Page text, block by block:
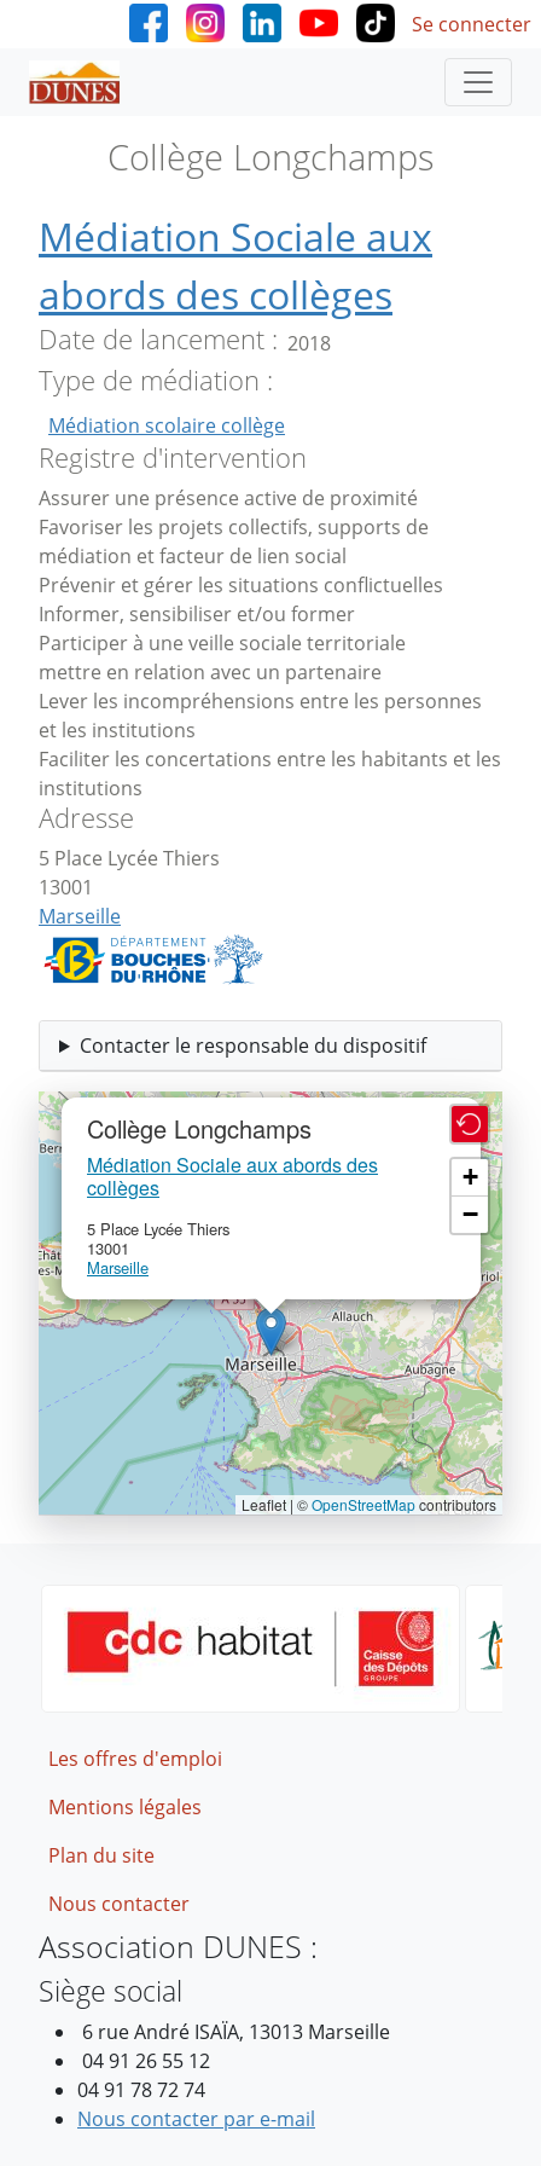
Aller au contenu principal User
Se connecter
Collège Longchamps
Médiation Sociale aux
abords des collèges
Date de lancement 2018
Type de médiation
Médiation scolaire collège
Registre d'intervention
Assurer une présence active de proximité
Favoriser les projets collectifs, supports de
médiation et facteur de lien social
Prévenir et gérer les situations conflictuelles
Informer, sensibiliser et/ou former
Participer à une veille sociale territoriale
mettre en relation avec un partenaire
Lever les incompréhensions entre les personnes
et les institutions
Faciliter les concertations entre les habitants et les
institutions
Adresse
5 Place Lycée Thiers
13001
Marseille
Contacter le responsable du dispositif
Collège Longchamps
Médiation Sociale aux abords des
collèges
5 Place Lycée Thiers
13001
Marseille
×
+
−
Leaflet | ©OpenStreetMapcontributors
Footer
Les offres d'emploi
Mentions légales
Plan du site
Nous contacter
Association DUNES :
Siège social
6 rue André ISAÏA, 13013 Marseille
04 91 26 55 12
04 91 78 72 74
Nous contacter par e-mail